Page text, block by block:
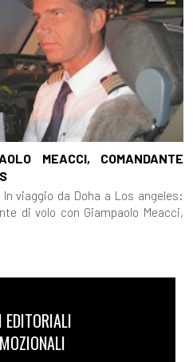
MEACCI, COMANDANTE
viaggio da Doha a Los angeles:
di volo con Giampaolo Meacci,
EDITORIALI